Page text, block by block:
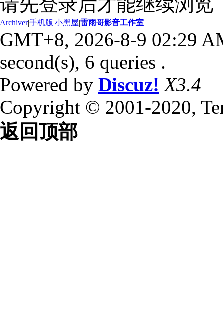
Archiver|手机版|小黑屋|雷雨哥影音工作室
GMT+8, 2026-8-9 02:29
second(s), 6 queries .
Powered by Discuz! X3.4
Copyright © 2001-2020,
返回顶部